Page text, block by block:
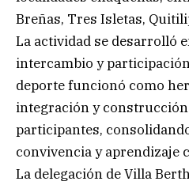
Breñas, Tres Isletas,
La actividad se desarrolló
intercambio y
deporte funcionó como
integración y
participantes,
convivencia y aprendizaje
La delegación de Villa